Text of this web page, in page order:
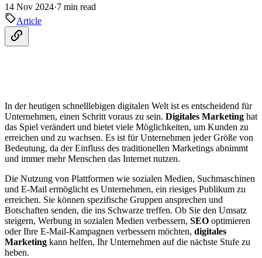
14 Nov 2024·7 min read
Article
In der heutigen schnelllebigen digitalen Welt ist es entscheidend für
Unternehmen, einen Schritt voraus zu sein. Digitales Marketing hat
das Spiel verändert und bietet viele Möglichkeiten, um Kunden zu
erreichen und zu wachsen. Es ist für Unternehmen jeder Größe von
Bedeutung, da der Einfluss des traditionellen Marketings abnimmt
und immer mehr Menschen das Internet nutzen.
Die Nutzung von Plattformen wie sozialen Medien, Suchmaschinen
und E-Mail ermöglicht es Unternehmen, ein riesiges Publikum zu
erreichen. Sie können spezifische Gruppen ansprechen und
Botschaften senden, die ins Schwarze treffen. Ob Sie den Umsatz
steigern, Werbung in sozialen Medien verbessern, SEO optimieren
oder Ihre E-Mail-Kampagnen verbessern möchten, digitales
Marketing kann helfen, Ihr Unternehmen auf die nächste Stufe zu
heben.